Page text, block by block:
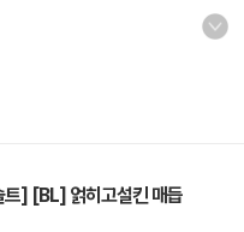
] [BL] 얽히고설킨 매듭